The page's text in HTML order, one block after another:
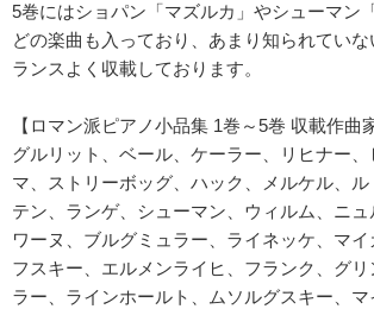
5巻にはショパン「マズルカ」やシューマン
どの楽曲も入っており、あまり知られてい
ランスよく収載しております。
【ロマン派ピアノ小品集 1巻～5巻 収載作曲
グルリット、ベール、ケーラー、リヒナー
マ、ストリーボッグ、ハック、メルケル、
テン、ランゲ、シューマン、ウィルム、ニ
ワーヌ、ブルグミュラー、ライネッケ、マイ
フスキー、エルメンライヒ、フランク、グリ
ラー、ラインホールト、ムソルグスキー、